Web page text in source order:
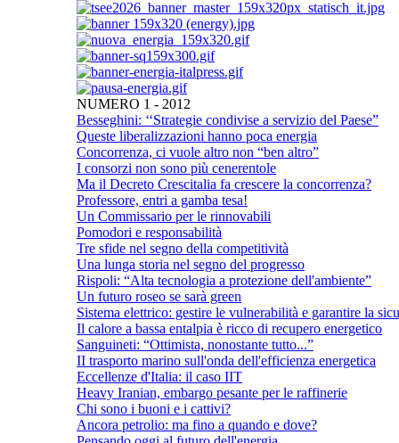
NUMERO 1 - 2012
Besseghini: ‘‘Strategie condivise a servizio del Paese”
Queste liberalizzazioni hanno poca energia
Concorrenza, ci vuole altro non “ben altro”
I consorzi non sono più cenerentole
Ma il Decreto Crescitalia fa crescere la concorrenza?
Professore, entri a gamba tesa!
Un Commissario per le rinnovabili
Pomodori e responsabilità
Tre sfide nel segno della competitività
Una lunga storia nel segno del progresso
Rispoli: “Alta tecnologia a protezione dell'ambiente”
Un futuro roseo se sarà green
Sistema elettrico: gestire le vulnerabilità e garantire la
Il calore a bassa entalpia è ricco di recupero energetico
Sanguineti: “Ottimista, nonostante tutto...”
II trasporto marino sull'onda dell'efficienza energetica
Eccellenze d'Italia: il caso IIT
Heavy Iranian, embargo pesante per le raffinerie
Chi sono i buoni e i cattivi?
Ancora petrolio: ma fino a quando e dove?